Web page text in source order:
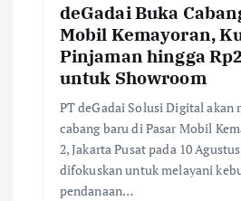
deGadai Buka
Mobil Kemayoran,
Pinjaman hingga
untuk Showroom
PT deGadai Solusi Digital akan
cabang baru di Pasar Mobil
2, Jakarta Pusat pada 10
difokuskan untuk melayani
pendanaan…